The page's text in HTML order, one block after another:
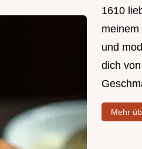
1610
meinem
und
dich
Mehr